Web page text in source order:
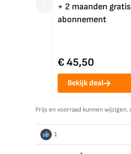
+ 2 maanden gratis
abonnement
€ 45,50
Bekijk deal
Prijs en voorraad kunnen wijzigen.
1